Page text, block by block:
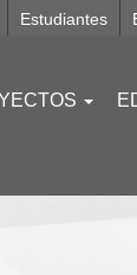
Estudiantes